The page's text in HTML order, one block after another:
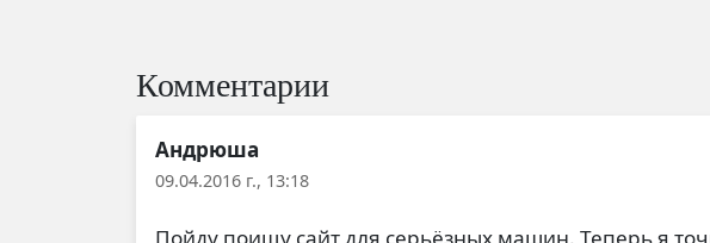
Комментарии
Андрюша
09.04.2016 г., 13:18